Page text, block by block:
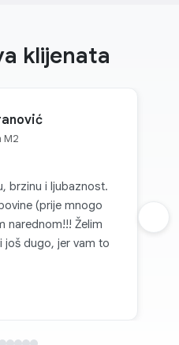
klijenata
M2
brzinu i ljubaznost.
(prije mnogo
narednom!!! Želim
još dugo, jer vam to